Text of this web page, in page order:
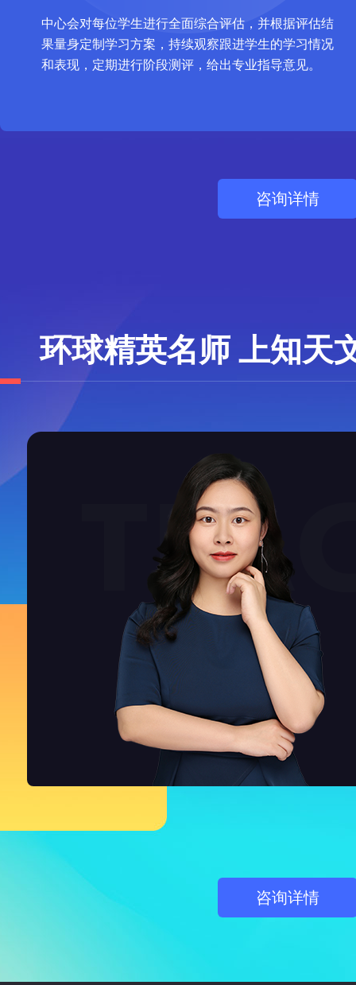
中心会对每位学生进行全面综合评估，并根据评估结
果量身定制学习方案，持续观察跟进学生的学习情况
和表现，定期进行阶段测评，给出专业指导意见。
咨询详情
环球精英名师 上知天
咨询详情